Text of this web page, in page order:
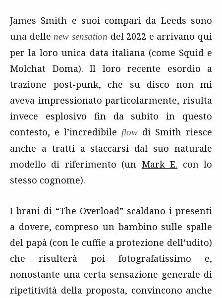
James Smith e suoi compari da Leeds sono
una dellenew sensation del 2022 e arrivano qui
per la loro unica data italiana (come Squid e
Molchat Doma). Il loro recente esordio a
trazione post-punk, che su disco non mi
aveva impressionato particolarmente, risulta
invece esplosivo fin da subito in questo
contesto, e l’incredibile flow di Smith riesce
anche a tratti a staccarsi dal suo naturale
modello di riferimento (un Mark E. con lo
stesso cognome).
I brani di “The Overload” scaldano i presenti
a dovere, compreso un bambino sulle spalle
del papà (con le cuffie a protezione dell’udito)
che risulterà poi fotografatissimo e,
nonostante una certa sensazione generale di
ripetitività della proposta, convincono anche